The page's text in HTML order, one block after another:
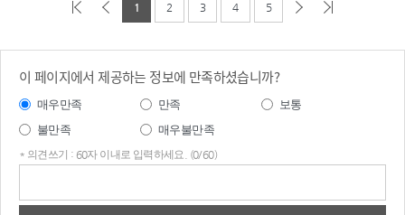
1 2 3 4 5
이 페이지에서 제공하는 정보에 만족하셨습니까?
매우만족 만족
보통
불만족
매우불만족
* 의견쓰기 : 60자 이내로 입력하세요. (0/60)